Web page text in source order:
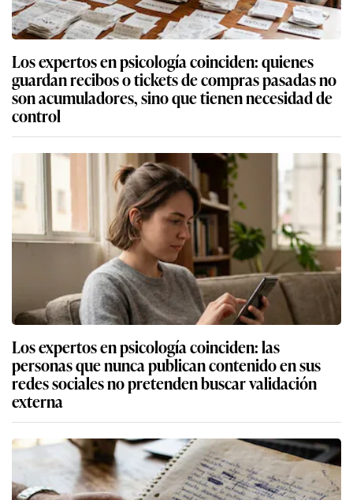
Los expertos en psicología coinciden: quienes
guardan recibos o tickets de compras pasadas no
son acumuladores, sino que tienen necesidad de
control
Los expertos en psicología coinciden: las
personas que nunca publican contenido en sus
redes sociales no pretenden buscar validación
externa